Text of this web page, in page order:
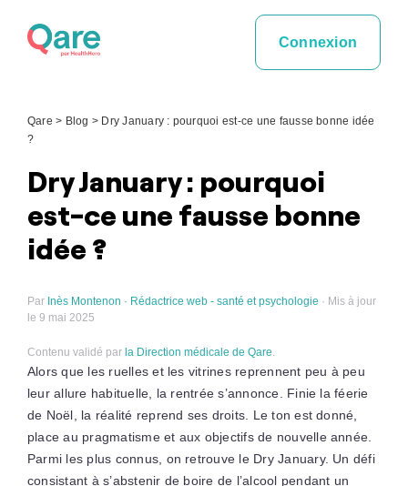
Connexion
Qare > Blog > Dry January : pourquoi est-ce une fausse bonne idée
?
Dry January : pourquoi
est-ce une fausse bonne
idée ?
Par Inès Montenon · Rédactrice web - santé et psychologie · Mis à jour
le 9 mai 2025
Contenu validé par la Direction médicale de Qare.
Alors que les ruelles et les vitrines reprennent peu à peu
leur allure habituelle, la rentrée s’annonce. Finie la féerie
de Noël, la réalité reprend ses droits. Le ton est donné,
place au pragmatisme et aux objectifs de nouvelle année.
Parmi les plus connus, on retrouve le Dry January. Un défi
consistant à s’abstenir de boire de l’alcool pendant un